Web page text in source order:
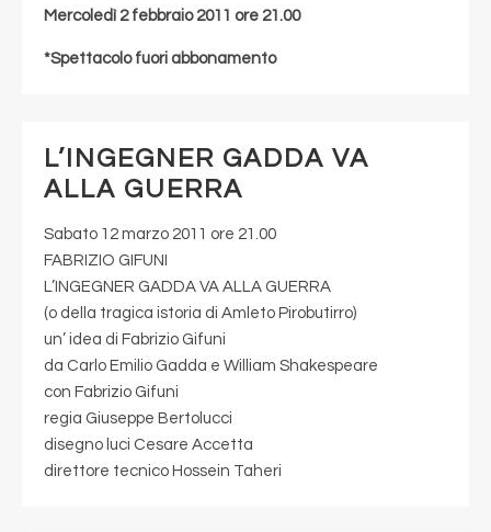
Mercoledì 2 febbraio 2011 ore 21.00
*Spettacolo fuori abbonamento
L’INGEGNER GADDA VA
ALLA GUERRA
Sabato 12 marzo 2011 ore 21.00
FABRIZIO GIFUNI
L’INGEGNER GADDA VA ALLA GUERRA
(o della tragica istoria di Amleto Pirobutirro)
un’ idea di Fabrizio Gifuni
da Carlo Emilio Gadda e William Shakespeare
con Fabrizio Gifuni
regia Giuseppe Bertolucci
disegno luci Cesare Accetta
direttore tecnico Hossein Taheri